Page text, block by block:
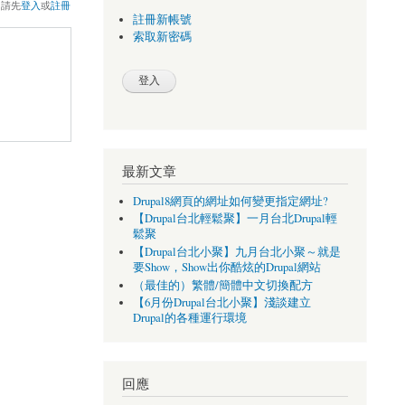
先登入或註冊
註冊新帳號
索取新密碼
最新文章
Drupal8網頁的網址如何變更指定網址?
【Drupal台北輕鬆聚】一月台北Drupal輕
鬆聚
【Drupal台北小聚】九月台北小聚～就是
要Show，Show出你酷炫的Drupal網站
（最佳的）繁體/簡體中文切換配方
【6月份Drupal台北小聚】淺談建立
Drupal的各種運行環境
回應